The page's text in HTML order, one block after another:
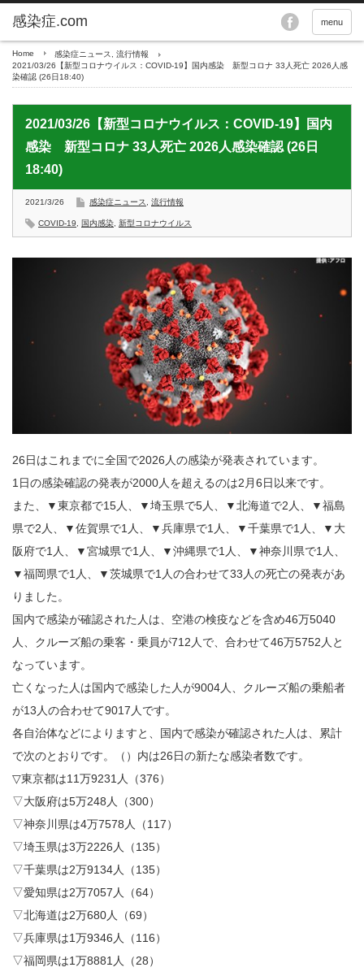
menu
Home 感染症ニュース
流行情報
2021/03/26【新型コロナウイルス：COVID-19】国内感染 新型コロナ 33人死亡 2026人感
染確認 (26日18:40)
2021/03/26【新型コロナウイルス：COVID-19】国内
感染 新型コロナ 33人死亡 2026人感染確認 (26日
18:40)
2021/3/26 感染症ニュース 流行情報
COVID-19 国内感染 新型コロナウイルス
26日はこれまでに全国で2026人の感染が発表されています。
1日の感染確認の発表が2000人を超えるのは2月6日以来です。
また、▼東京都で15人、▼埼玉県で5人、▼北海道で2人、▼福島
県で2人、▼佐賀県で1人、▼兵庫県で1人、▼千葉県で1人、▼大
阪府で1人、▼宮城県で1人、▼沖縄県で1人、▼神奈川県で1人、
▼福岡県で1人、▼茨城県で1人の合わせて33人の死亡の発表があ
りました。
国内で感染が確認された人は、空港の検疫などを含め46万5040
人、クルーズ船の乗客・乗員が712人で、合わせて46万5752人と
なっています。
亡くなった人は国内で感染した人が9004人、クルーズ船の乗船者
が13人の合わせて9017人です。
各自治体などによりますと、国内で感染が確認された人は、累計
で次のとおりです。（）内は26日の新たな感染者数です。
▽東京都は11万9231人（376）
▽大阪府は5万248人（300）
▽神奈川県は4万7578人（117）
▽埼玉県は3万2226人（135）
▽千葉県は2万9134人（135）
▽愛知県は2万7057人（64）
▽北海道は2万680人（69）
▽兵庫県は1万9346人（116）
▽福岡県は1万8881人（28）